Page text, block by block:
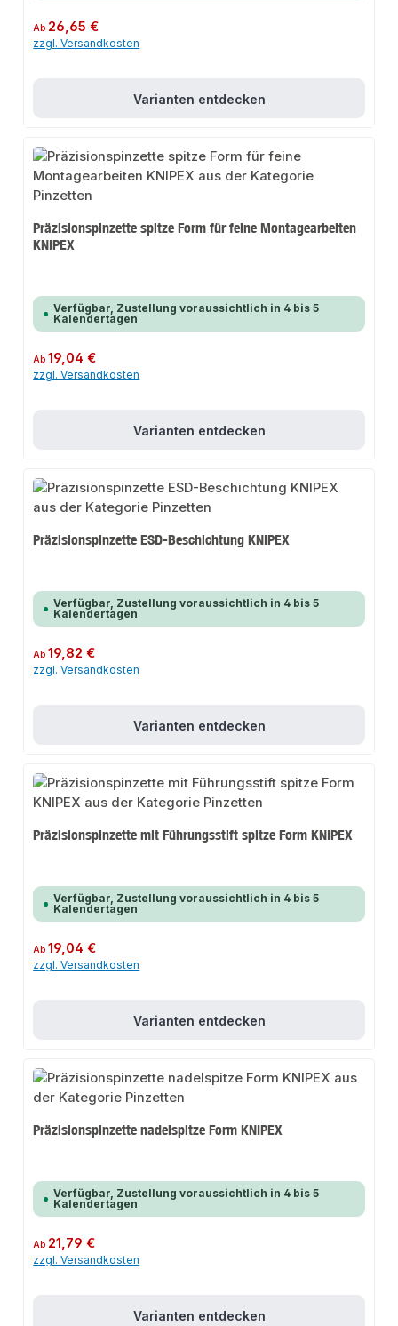
Regulärer Preis:
Ab 26,65 €
zzgl. Versandkosten
Varianten entdecken
Präzisionspinzette spitze Form für feine Montagearbeiten
KNIPEX
Verfügbar, Zustellung voraussichtlich in 4 bis 5
Kalendertagen
Regulärer Preis:
Ab19,04 €
zzgl. Versandkosten
Varianten entdecken
Präzisionspinzette ESD-Beschichtung KNIPEX
Verfügbar, Zustellung voraussichtlich in 4 bis 5
Kalendertagen
Regulärer Preis:
Ab19,82 €
zzgl. Versandkosten
Varianten entdecken
Präzisionspinzette mit Führungsstift spitze Form KNIPEX
Verfügbar, Zustellung voraussichtlich in 4 bis 5
Kalendertagen
Regulärer Preis:
Ab19,04 €
zzgl. Versandkosten
Varianten entdecken
Präzisionspinzette nadelspitze Form KNIPEX
Verfügbar, Zustellung voraussichtlich in 4 bis 5
Kalendertagen
Regulärer Preis:
Ab 21,79 €
zzgl. Versandkosten
Varianten entdecken